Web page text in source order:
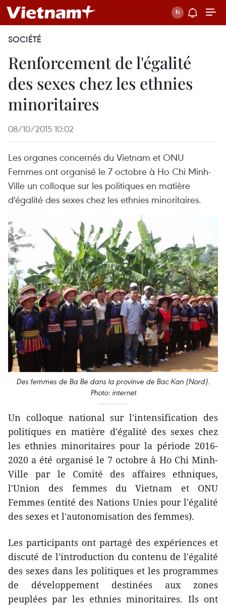
SOCIÉTÉ
Renforcement de l'égalité
des sexes chez les ethnies
minoritaires
08/10/2015 10:02
Les organes concernés du Vietnam et ONU
Femmes ont organisé le 7 octobre à Ho Chi Minh-
Ville un colloque sur les politiques en matière
d'égalité des sexes chez les ethnies minoritaires.
Des femmes de Ba Be dans la provinve de Bac Kan (Nord).
Photo: internet
Un colloque national sur l'​intensification des
politiques ​en matière d'égalité des sexes chez
les ethnies minoritaires pour la période 2016-
2020 a été organisé le 7 octobre à Ho Chi Minh-
Ville par le Comité des affaires ethniques,
l'Union des femmes du Vietnam et ONU
Femmes (entité des Nations Unies pour l'égalité
des sexes et l'autonomisation des femmes).
Les participants ont partagé des expériences et
discuté de l'introduction du contenu de l'égalité
des sexes dans les politiques et les programmes
de développement ​destinées aux zones
peuplées par les ethnies minoritaires. Ils ont